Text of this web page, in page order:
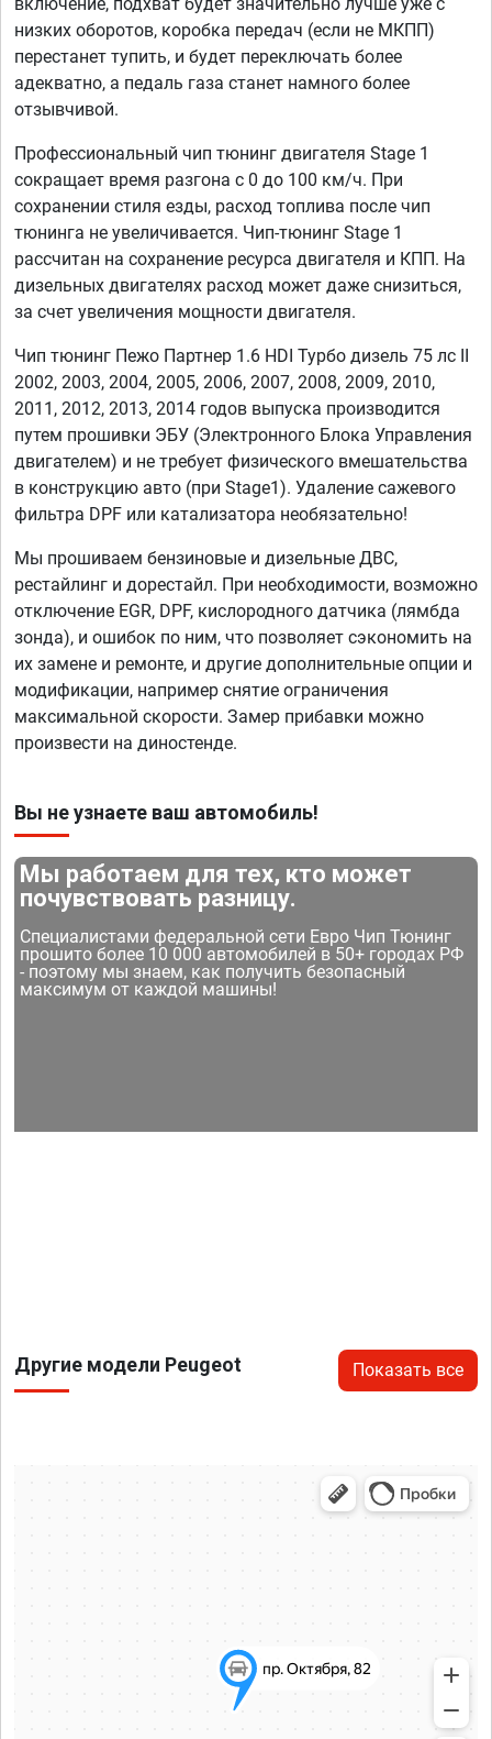
низких оборотов, коробка передач (если не МКПП)
перестанет тупить, и будет переключать более
адекватно, а педаль газа станет намного более
отзывчивой.
Профессиональный чип тюнинг двигателя Stage 1
сокращает время разгона с 0 до 100 км/ч. При
сохранении стиля езды, расход топлива после чип
тюнинга не увеличивается. Чип-тюнинг Stage 1
рассчитан на сохранение ресурса двигателя и КПП. На
дизельных двигателях расход может даже снизиться,
за счет увеличения мощности двигателя.
Чип тюнинг Пежо Партнер 1.6 HDI Турбо дизель 75 лс II
2002, 2003, 2004, 2005, 2006, 2007, 2008, 2009, 2010,
2011, 2012, 2013, 2014 годов выпуска производится
путем прошивки ЭБУ (Электронного Блока Управления
двигателем) и не требует физического вмешательства
в конструкцию авто (при Stage1). Удаление сажевого
фильтра DPF или катализатора необязательно!
Мы прошиваем бензиновые и дизельные ДВС,
рестайлинг и дорестайл. При необходимости, возможно
отключение EGR, DPF, кислородного датчика (лямбда
зонда), и ошибок по ним, что позволяет сэкономить на
их замене и ремонте, и другие дополнительные опции и
модификации, например снятие ограничения
максимальной скорости. Замер прибавки можно
произвести на диностенде.
Вы не узнаете ваш автомобиль!
Мы работаем для тех, кто может
почувствовать разницу.
Специалистами федеральной сети Евро Чип Тюнинг
прошито более 10 000 автомобилей в 50+ городах РФ
- поэтому мы знаем, как получить безопасный
максимум от каждой машины!
Другие модели Peugeot Показать все